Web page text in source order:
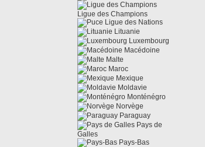
Ligue des Champions
Ligue des Nations
Lituanie
Luxembourg
Macédoine
Malte
Maroc
Mexique
Moldavie
Monténégro
Norvège
Paraguay
Pays de
Galles
Pays-Bas